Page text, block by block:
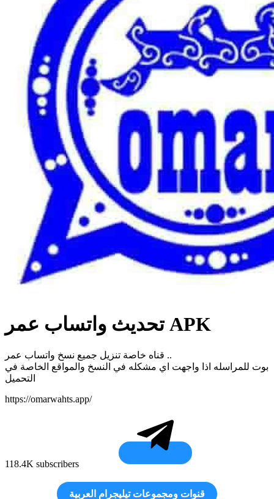
تحديث واتساب عمر APK
قناه خاصة تنزيل جميع نسخ واتساب عمر ..
بوت للمراسله اذا واجهت اي مشكله في النسخ والمواقع الخاصة في
التحميل
https://omarwahts.app/
118.4K subscribers
قنوات ومجموعات تيليجرام العربية